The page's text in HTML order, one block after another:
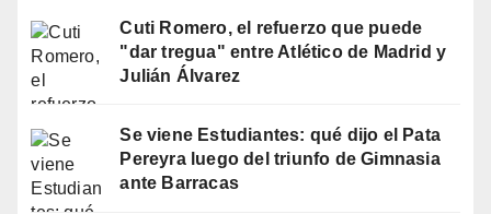
Cuti Romero, el refuerzo que puede
"dar tregua" entre Atlético de Madrid y
Julián Álvarez
Se viene Estudiantes: qué dijo el Pata
Pereyra luego del triunfo de Gimnasia
ante Barracas